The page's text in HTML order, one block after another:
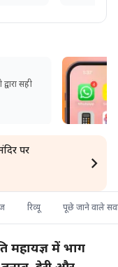
सही
पर
रिव्यू पूछे जाने वाले
महायज्ञ में भाग